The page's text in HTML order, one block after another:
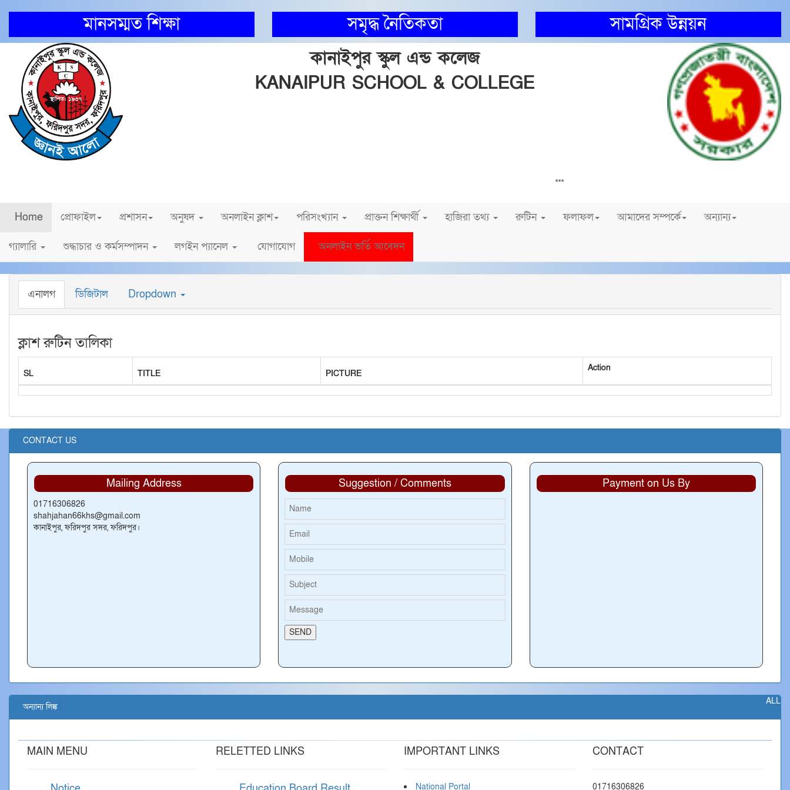
মানসম্মত শিক্ষা সমৃদ্ধ নৈতিকতা
সামগ্রিক উন্নয়ন
কানাইপুর স্কুল এন্ড কলেজ
KANAIPUR SCHOOL & COLLEGE
***২০২৪-২০২৫ শিক্ষা বর্ষে কানাইপুর স্কুল এন্ড
Home প্রোফাইল প্রশাসন অনুষদ অনলাইন ক্লাশ পরিসংখ্যান প্রাক্তন শিক্ষার্থী হাজিরা তথ্য রুটিন ফলাফল আমাদের সম্পর্কে অন্যান্য
গ্যালারি শুদ্ধাচার ও কর্মসম্পাদন লগইন প্যানেল যোগাযোগ অনলাইন ভর্তি আবেদন
এনালগ ডিজিটাল Dropdown
ক্লাশ রুটিন তালিকা
SL TITLE PICTURE
Action
CONTACT US
Mailing Address
01716306826
shahjahan66khs@gmail.com
কানাইপুর, ফরিদপুর সদর, ফরিদপুর।
Suggestion / Comments Payment on Us By
ALL
অন্যান্য লিঙ্ক
MAIN MENU RELETTED LINKS IMPORTANT LINKS
National Portal
CONTACT
01716306826